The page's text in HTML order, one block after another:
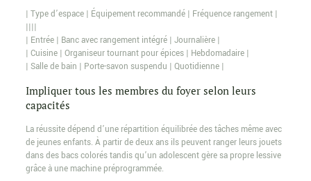
| Type d’espace | Équipement recommandé | Fréquence rangement |
||||
| Entrée | Banc avec rangement intégré | Journalière |
| Cuisine | Organiseur tournant pour épices | Hebdomadaire |
| Salle de bain | Porte-savon suspendu | Quotidienne |
Impliquer tous les membres du foyer selon leurs
capacités
La réussite dépend d’une répartition équilibrée des tâches même avec
de jeunes enfants. À partir de deux ans ils peuvent ranger leurs jouets
dans des bacs colorés tandis qu’un adolescent gère sa propre lessive
grâce à une machine préprogrammée.